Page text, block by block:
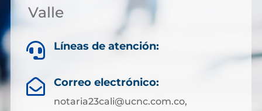
Valle
 Líneas de atención:
 Correo electrónico:
notaria23cali@ucnc.com.co,